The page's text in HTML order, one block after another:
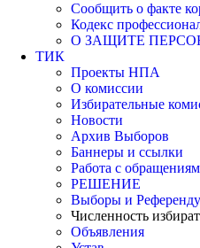
Сообщить о факте
Кодекс
О ЗАЩИТЕ
ТИК
Проекты НПА
О комиссии
Избирательные
Новости
Архив Выборов
Баннеры и ссылки
Работа с
РЕШЕНИЕ
Выборы и
Численность
Объявления